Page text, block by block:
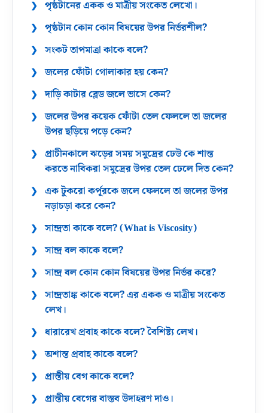
পৃষ্ঠটানের একক ও মাত্রীয় সংকেত লেখো।
পৃষ্ঠটান কোন কোন বিষয়ের উপর নির্ভরশীল?
সংকট তাপমাত্রা কাকে বলে?
জলের ফোঁটা গোলাকার হয় কেন?
দাড়ি কাটার ব্লেড জলে ভাসে কেন?
জলের উপর কয়েক ফোঁটা তেল ফেললে তা জলের
উপর ছড়িয়ে পড়ে কেন?
প্রাচীনকালে ঝড়ের সময় সমুদ্রের ঢেউ কে শান্ত
করতে নাবিকরা সমুদ্রের উপর তেল ঢেলে দিত কেন?
এক টুকরো কর্পূরকে জলে ফেললে তা জলের উপর
নড়াচড়া করে কেন?
সান্দ্রতা কাকে বলে? (What is Viscosity)
সান্দ্র বল কাকে বলে?
সান্দ্র বল কোন কোন বিষয়ের উপর নির্ভর করে?
সান্দ্রতাঙ্ক কাকে বলে? এর একক ও মাত্রীয় সংকেত
লেখ।
ধারারেখ প্রবাহ কাকে বলে? বৈশিষ্ট্য লেখ।
অশান্ত প্রবাহ কাকে বলে?
প্রান্তীয় বেগ কাকে বলে?
প্রান্তীয় বেগের বাস্তব উদাহরণ দাও।